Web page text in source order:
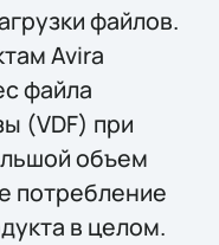
файлов.
Avira
файла
(VDF) при
объем
потребление
в целом.